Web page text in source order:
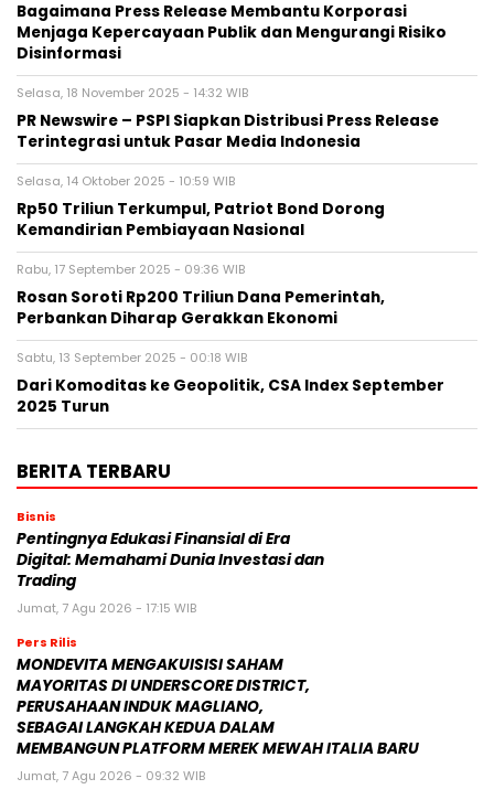
Bagaimana Press Release Membantu Korporasi
Menjaga Kepercayaan Publik dan Mengurangi Risiko
Disinformasi
Selasa, 18 November 2025 - 14:32 WIB
PR Newswire – PSPI Siapkan Distribusi Press Release
Terintegrasi untuk Pasar Media Indonesia
Selasa, 14 Oktober 2025 - 10:59 WIB
Rp50 Triliun Terkumpul, Patriot Bond Dorong
Kemandirian Pembiayaan Nasional
Rabu, 17 September 2025 - 09:36 WIB
Rosan Soroti Rp200 Triliun Dana Pemerintah,
Perbankan Diharap Gerakkan Ekonomi
Sabtu, 13 September 2025 - 00:18 WIB
Dari Komoditas ke Geopolitik, CSA Index September
2025 Turun
BERITA TERBARU
Bisnis
Pentingnya Edukasi Finansial di Era
Digital: Memahami Dunia Investasi dan
Trading
Jumat, 7 Agu 2026 - 17:15 WIB
Pers Rilis
MONDEVITA MENGAKUISISI SAHAM
MAYORITAS DI UNDERSCORE DISTRICT,
PERUSAHAAN INDUK MAGLIANO,
SEBAGAI LANGKAH KEDUA DALAM
MEMBANGUN PLATFORM MEREK MEWAH ITALIA BARU
Jumat, 7 Agu 2026 - 09:32 WIB